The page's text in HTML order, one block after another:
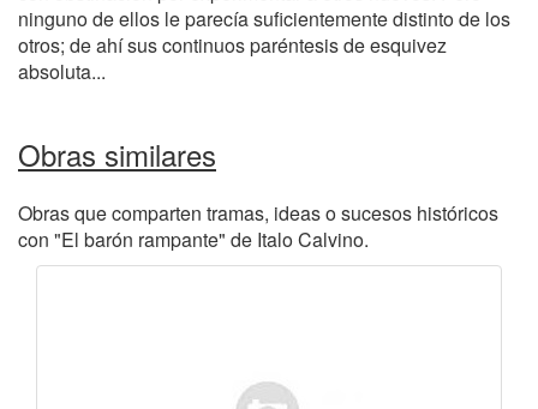
ninguno de ellos le parecía suficientemente distinto de los
otros; de ahí sus continuos paréntesis de esquivez
absoluta...
Obras similares
Obras que comparten tramas, ideas o sucesos históricos
con "El barón rampante" de Italo Calvino.